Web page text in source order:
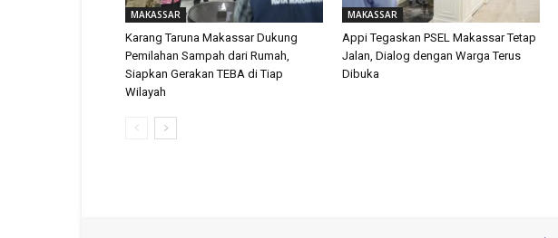
MAKASSAR
Karang Taruna Makassar Dukung
Pemilahan Sampah dari Rumah,
Siapkan Gerakan TEBA di Tiap
Wilayah
MAKASSAR
Appi Tegaskan PSEL Makassar Tetap
Jalan, Dialog dengan Warga Terus
Dibuka